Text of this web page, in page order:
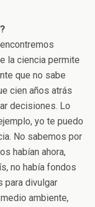
la ciencia permite
que no sabe
cien años atrás
decisiones. Lo
yo te puedo
No sabemos por
habían ahora,
no había fondos
para divulgar
ambiente,